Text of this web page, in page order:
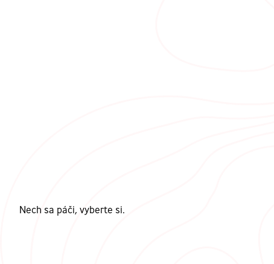
Nech sa páči, vyberte si.